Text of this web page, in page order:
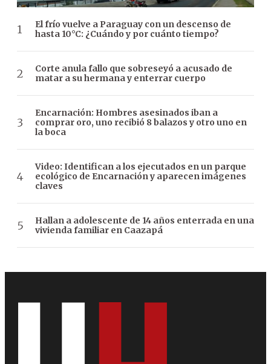
El frío vuelve a Paraguay con un descenso de
hasta 10°C: ¿Cuándo y por cuánto tiempo?
Corte anula fallo que sobreseyó a acusado de
matar a su hermana y enterrar cuerpo
Encarnación: Hombres asesinados iban a
comprar oro, uno recibió 8 balazos y otro uno en
la boca
Video: Identifican a los ejecutados en un parque
ecológico de Encarnación y aparecen imágenes
claves
Hallan a adolescente de 14 años enterrada en una
vivienda familiar en Caazapá